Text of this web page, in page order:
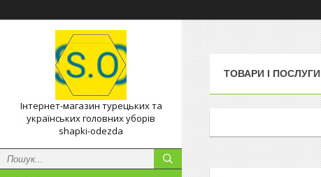
Інтернет-магазин турецьких та
українських головних уборів
shapki-odezda
ТОВАРИ І ПОСЛУГИ